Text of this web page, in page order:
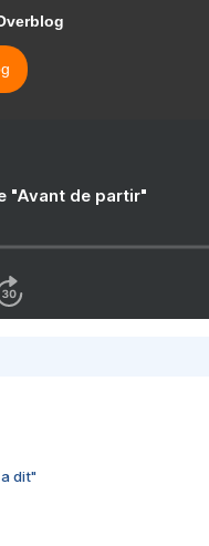
"Avant de partir"
dit"